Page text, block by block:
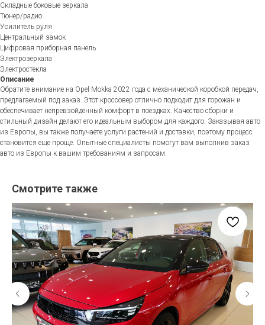
Складные боковые зеркала
Тюнер/радио
Усилитель руля
Центральный замок
Цифровая приборная панель
Электрозеркала
Электростекла
Описание
Обратите внимание на Opel Mokka 2022 года с механической коробкой передач,
предлагаемый под заказ. Этот кроссовер отлично подходит для горожан и
обеспечивает непревзойденный комфорт в поездках. Качество сборки и
стильный дизайн делают его идеальным выбором для каждого. Заказывая авто
из Европы, вы также получаете услуги растений и доставки, поэтому процесс
становится еще проще. Опытные специалисты помогут вам выполнив заказ
авто из Европы к вашим требованиям и запросам.
Смотрите также